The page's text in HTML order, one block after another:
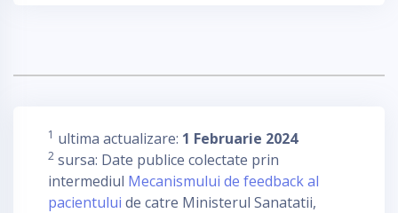
1 ultima actualizare: 1 Februarie 2024
2 sursa: Date publice colectate prin
intermediul Mecanismului de feedback al
pacientului de catre Ministerul Sanatatii,